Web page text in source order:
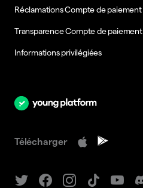
Réclamations Compte de paiement
Transparence Compte de paiement
Informations privilégiées
Télécharger